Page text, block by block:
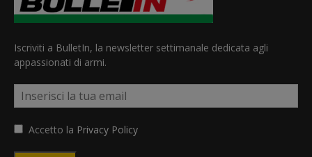
Iscriviti a BulletIn, la newsletter settimanale dedicata agli
appassionati di armi.
Accetto la Privacy Policy